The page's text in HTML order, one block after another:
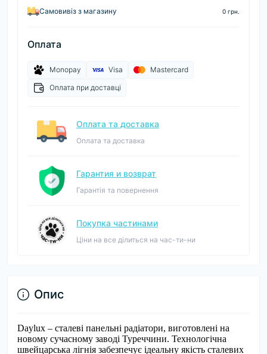
Самовивіз з магазину 0 грн.
Оплата
Monopay Visa
Mastercard
Оплата при доставці
Оплата та доставка
Оплата та доставка
Гарантия и возврат
Гарантія та повернення
Покупка частинами
Ціни на все ділиться на час-ти-ни
Опис
Daylux – сталеві панельні радіатори, виготовлені на
новому сучасному заводі Туреччини. Технологічна
швейцарська лігнія забезпечує ідеальну якість сталевих